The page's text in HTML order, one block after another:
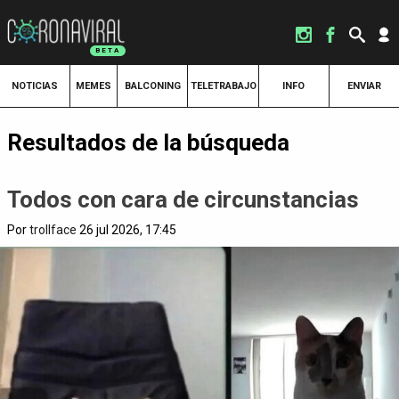
NOTICIAS MEMES BALCONING TELETRABAJO INFO ENVIAR
Resultados de la búsqueda
Todos con cara de circunstancias
Portrollface 26 jul 2026, 17:45